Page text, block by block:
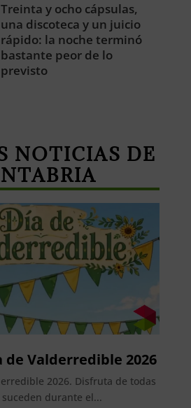
Treinta y ocho cápsulas,
una discoteca y un juicio
rápido: la noche terminó
bastante peor de lo
previsto
NOTICIAS DE
de Valderredible 2026
2026. Disfruta de todas
durante el...